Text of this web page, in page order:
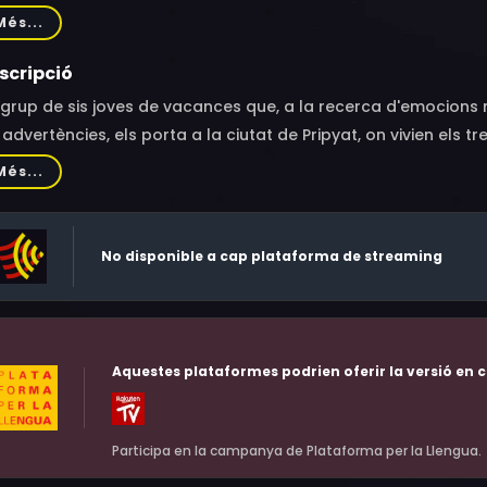
Feldman, Milutin Milošević, Kristof Konrad, Pasha D.
Ivan Jović Ikac, Zinaida Dedakin, Ivana Milutinović, Jay
Mpougas
de sis joves de vacances que, a la recerca
advertències, els porta a la ciutat de Pripyat, on vivien els
ciutat deserta des del desastre, fa més de vint-i-cinc
de la ciutat abandonada, els membres del grup es
sols...
No disponible a cap plataforma de streaming
Aquestes plataformes podrien oferir la versió en
Participa en la campanya de Plataforma per la Llengua.